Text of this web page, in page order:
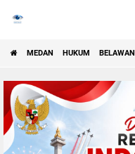
MEDAN HUKUM BELAWAN